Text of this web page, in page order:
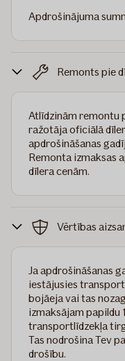
Apdrošinājuma
Remonts pie
Atlīdzinām remontu
ražotāja oficiālā
apdrošināšanas
Remonta izmaksas
dīlera cenām.
Vērtības
Ja apdrošināšanas
iestājusies
bojāeja vai tas
izmaksājam papildu
transportlīdzekļa
Tas nodrošina Tev
drošību.